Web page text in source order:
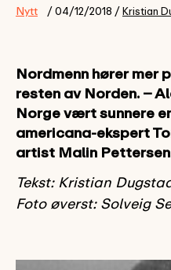
Nytt / 04/12/2018 /Kristian
Nordmenn hører mer
resten av Norden. –
Norge vært sunnere
americana-ekspert
artist Malin
Tekst: Kristian
Foto øverst: Solveig